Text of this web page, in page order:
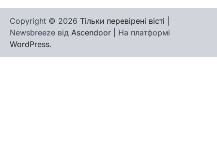
Copyright © 2026 Тільки перевірені вісті
Newsbreeze від Ascendoor | На платформі
WordPress.